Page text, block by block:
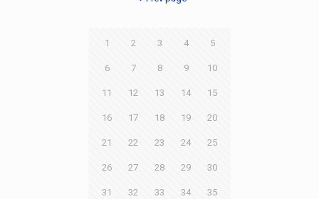
1 2 3 4 5
6 7 8 9 10
11 12 13 14 15
16 17 18 19 20
21 22 23 24 25
26 27 28 29 30
31 32 33 34 35